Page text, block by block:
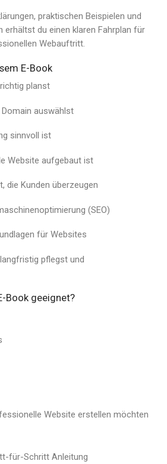
praktischen Beispielen und
erhältst du einen klaren Fahrplan für
Webauftritt.
E-Book
planst
auswählst
sinnvoll ist
Website aufgebaut ist
die Kunden überzeugen
(SEO)
für Websites
pflegst und
Book geeignet?
Website erstellen möchten
für-Schritt Anleitung